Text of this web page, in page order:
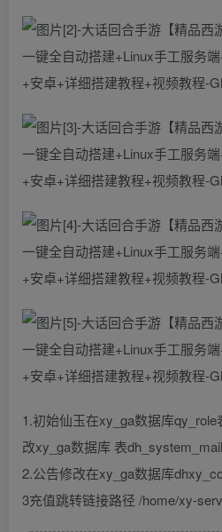
1.初始仙玉在xy_ga数据库
改xy_ga数据库 表dh_system_mail
2.公告修改在xy_ga数据库
3充值跳转链接路径 /home/xy-